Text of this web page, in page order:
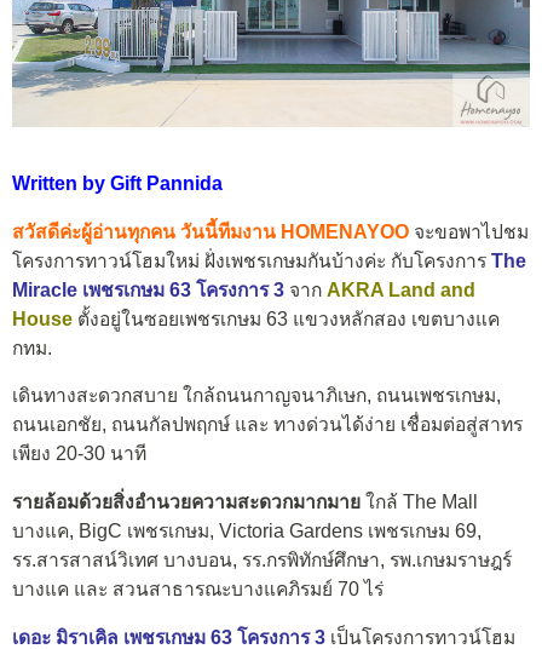
Written by Gift Pannida
สวัสดีค่ะผู้อ่านทุกคน วันนี้ทีมงาน HOMENAYOO จะขอพาไปชม
โครงการทาวน์โฮมใหม่ ฝั่งเพชรเกษมกันบ้างค่ะ กับโครงการ The
Miracle เพชรเกษม 63 โครงการ 3 จาก AKRA Land and
House ตั้งอยู่ในซอยเพชรเกษม 63 แขวงหลักสอง เขตบางแค
กทม.
เดินทางสะดวกสบาย ใกล้ถนนกาญจนาภิเษก, ถนนเพชรเกษม,
ถนนเอกชัย, ถนนกัลปพฤกษ์ และ ทางด่วนได้ง่าย เชื่อมต่อสู่สาทร
เพียง 20-30 นาที
รายล้อมด้วยสิ่งอำนวยความสะดวกมากมาย ใกล้ The Mall
บางแค, BigC เพชรเกษม, Victoria Gardens เพชรเกษม 69,
รร.สารสาสน์วิเทศ บางบอน, รร.กรพิทักษ์ศึกษา, รพ.เกษมราษฎร์
บางแค และ สวนสาธารณะบางแคภิรมย์ 70 ไร่
เดอะ มิราเคิล เพชรเกษม 63 โครงการ 3 เป็นโครงการทาวน์โฮม